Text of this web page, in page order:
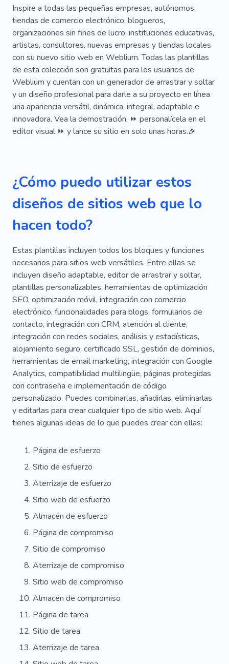
Asistencia Medica
Cirugía
Coloquio
Extremo
Tipo
Recaudación De Fondos
Clasificación
Encender
Universal
Variedad
Ayuda
Salud Mental
Editorial
Expresar
Extraordinario
Interpretación
Júnior Ley
Limpio
Vaticinador
Eliminación
Radiografía
Entrevista Primaria
Papel Secundario
Configuración
Inspire a todas las pequeñas empresas, autónomos,
tiendas de comercio electrónico, blogueros,
organizaciones sin fines de lucro, instituciones educativas,
artistas, consultores, nuevas empresas y tiendas locales
con su nuevo sitio web en Weblium. Todas las plantillas
de esta colección son gratuitas para los usuarios de
Weblium y cuentan con un generador de arrastrar y soltar
y un diseño profesional para darle a su proyecto en línea
una apariencia versátil, dinámica, integral, adaptable e
innovadora. Vea la demostración, ⏩ personalícela en el
editor visual ⏩ y lance su sitio en solo unas horas.🎉
¿Cómo puedo utilizar estos
diseños de sitios web que lo
hacen todo?
Estas plantillas incluyen todos los bloques y funciones
necesarios para sitios web versátiles. Entre ellas se
incluyen diseño adaptable, editor de arrastrar y soltar,
plantillas personalizables, herramientas de optimización
SEO, optimización móvil, integración con comercio
electrónico, funcionalidades para blogs, formularios de
contacto, integración con CRM, atención al cliente,
integración con redes sociales, análisis y estadísticas,
alojamiento seguro, certificado SSL, gestión de dominios,
herramientas de email marketing, integración con Google
Analytics, compatibilidad multilingüe, páginas protegidas
con contraseña e implementación de código
personalizado. Puedes combinarlas, añadirlas, eliminarlas
y editarlas para crear cualquier tipo de sitio web. Aquí
tienes algunas ideas de lo que puedes crear con ellas:
Página de esfuerzo
Sitio de esfuerzo
Aterrizaje de esfuerzo
Sitio web de esfuerzo
Almacén de esfuerzo
Página de compromiso
Sitio de compromiso
Aterrizaje de compromiso
Sitio web de compromiso
Almacén de compromiso
Página de tarea
Sitio de tarea
Aterrizaje de tarea